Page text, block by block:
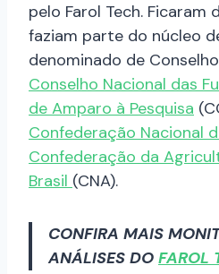
pelo Farol Tech. Ficaram
faziam parte do núcleo
denominado de
Conselho Nacional das
de Amparo à Pesquisa
Confederação Nacional
Confederação da
Brasil (CNA).
CONFIRA MAIS
ANÁLISES DO FAROL